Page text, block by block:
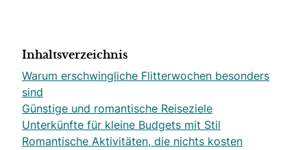
Inhaltsverzeichnis
Warum erschwingliche Flitterwochen besonders
sind
Günstige und romantische Reiseziele
Unterkünfte für kleine Budgets mit Stil
Romantische Aktivitäten, die nichts kosten